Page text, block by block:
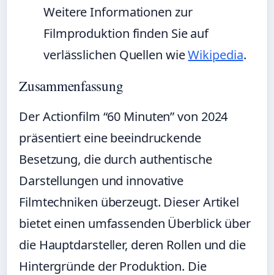
Weitere Informationen zur
Filmproduktion finden Sie auf
verlässlichen Quellen wieWikipedia.
Zusammenfassung
Der Actionfilm “60 Minuten” von 2024
präsentiert eine beeindruckende
Besetzung, die durch authentische
Darstellungen und innovative
Filmtechniken überzeugt. Dieser Artikel
bietet einen umfassenden Überblick über
die Hauptdarsteller, deren Rollen und die
Hintergründe der Produktion. Die